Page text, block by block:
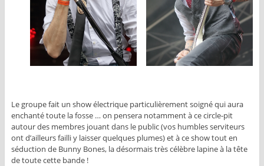
Le groupe fait un show électrique particulièrement soigné qui aura
enchanté toute la fosse … on pensera notamment à ce circle-pit
autour des membres jouant dans le public (vos humbles serviteurs
ont d’ailleurs failli y laisser quelques plumes) et à ce show tout en
séduction de Bunny Bones, la désormais très célèbre lapine à la tête
de toute cette bande !